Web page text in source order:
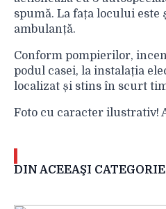
spumă. La fața locului este
ambulanță.
Conform pompierilor,
podul casei, la instalația
localizat și stins în scurt
Foto cu caracter ilustrativ!
DIN ACEEAŞI CATEGORIE